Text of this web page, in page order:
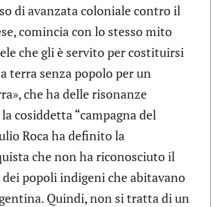
di avanzata coloniale contro il
comincia con lo stesso mito
che gli è servito per costituirsi
terra senza popolo per un
che ha delle risonanze
cosiddetta “campagna del
Roca ha definito la
che non ha riconosciuto il
popoli indigeni che abitavano
Quindi, non si tratta di un